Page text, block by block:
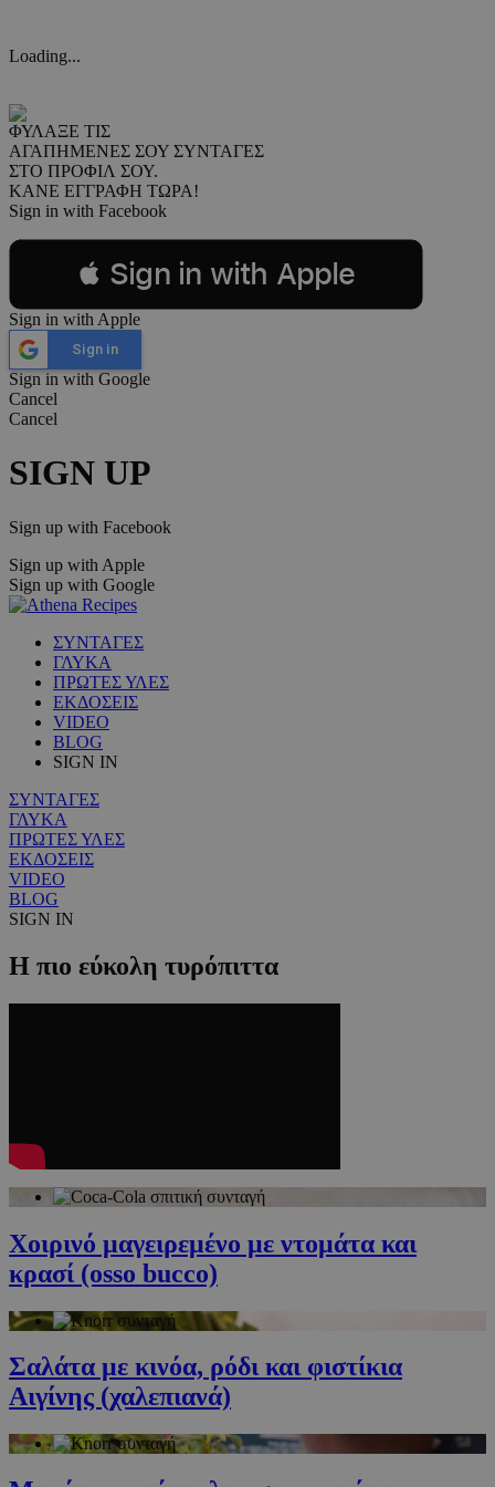
Loading...
ΦΥΛΑΞΕ ΤΙΣ
ΑΓΑΠΗΜΕΝΕΣ ΣΟΥ ΣΥΝΤΑΓΕΣ
ΣΤΟ ΠΡΟΦΙΛ ΣΟΥ.
ΚΑΝΕ ΕΓΓΡΑΦΗ ΤΩΡΑ!
Sign in with Facebook
 Sign in with Apple
Sign in with Apple
Sign in
Sign in with Google
Cancel
Cancel
SIGN UP
Sign up with Facebook
Sign up with Apple
Sign up with Google
ΣΥΝΤΑΓΕΣ
ΓΛΥΚΑ
ΠΡΩΤΕΣ ΥΛΕΣ
ΕΚΔΟΣΕΙΣ
VIDEO
BLOG
SIGN IN
ΣΥΝΤΑΓΕΣ
ΓΛΥΚΑ
ΠΡΩΤΕΣ ΥΛΕΣ
ΕΚΔΟΣΕΙΣ
VIDEO
BLOG
SIGN IN
H πιο εύκολη τυρόπιττα
Χοιρινό μαγειρεμένο με ντομάτα και
κρασί (osso bucco)
Σαλάτα με κινόα, ρόδι και φιστίκια
Αιγίνης (χαλεπιανά)